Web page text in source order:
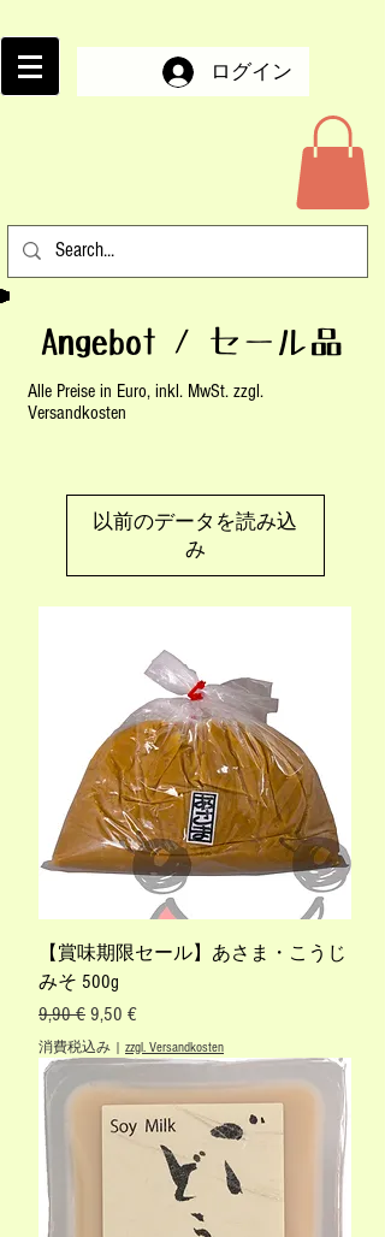
ログイン
Angebot / セール品
Alle Preise in Euro, inkl. MwSt. zzgl.
Versandkosten
以前のデータを読み込
み
【賞味期限セール】あさま・こうじ
みそ 500g
通常価格
9,90 € セール価格
9,50 €
消費税込み | zzgl. Versandkosten